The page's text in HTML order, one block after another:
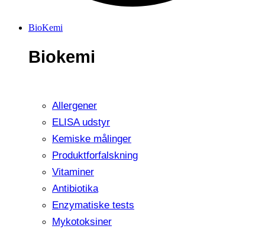
BioKemi
Biokemi
Allergener
ELISA udstyr
Kemiske målinger
Produktforfalskning
Vitaminer
Antibiotika
Enzymatiske tests
Mykotoksiner